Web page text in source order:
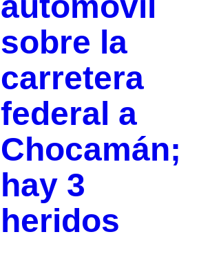
sobre la
carretera
federal a
Chocamán;
hay 3
heridos